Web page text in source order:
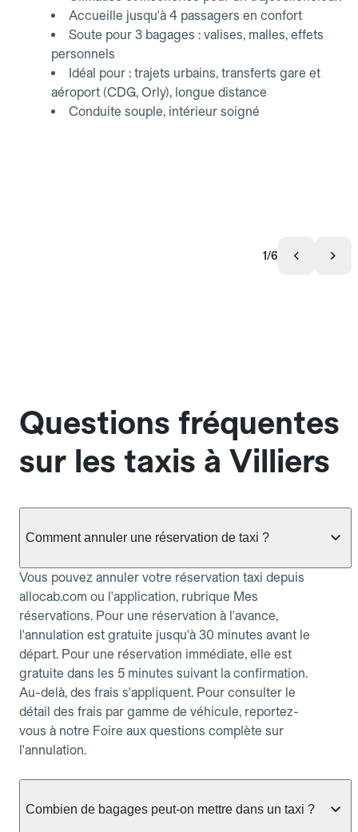
Accueille jusqu'à 4 passagers en confort
Soute pour 3 bagages : valises, malles, effets
personnels
Idéal pour : trajets urbains, transferts gare et
aéroport (CDG, Orly), longue distance
Conduite souple, intérieur soigné
1/6
Questions fréquentes
sur les taxis à Villiers
Comment annuler une réservation de taxi ?
Vous pouvez annuler votre réservation taxi depuis
allocab.com ou l'application, rubrique Mes
réservations. Pour une réservation à l'avance,
l'annulation est gratuite jusqu'à 30 minutes avant le
départ. Pour une réservation immédiate, elle est
gratuite dans les 5 minutes suivant la confirmation.
Au-delà, des frais s'appliquent. Pour consulter le
détail des frais par gamme de véhicule, reportez-
vous à notre Foire aux questions complète sur
l'annulation.
Combien de bagages peut-on mettre dans un taxi ?